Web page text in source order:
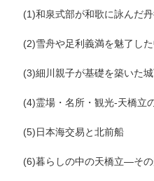
(1)和泉式部が和歌に詠んだ丹
(2)雪舟や足利義満を魅了した
(3)細川親子が基礎を築いた城
(4)霊場・名所・観光-天橋立
(5)日本海交易と北前船
(6)暮らしの中の天橋立―その